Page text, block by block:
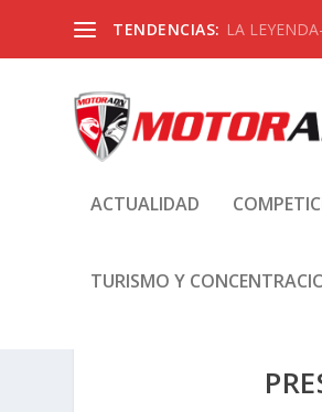
TENDENCIAS: LA
ACTUALIDAD
TURISMO Y